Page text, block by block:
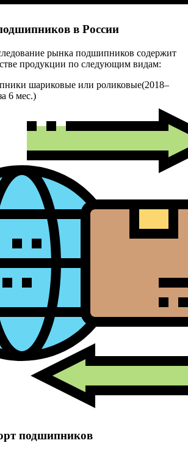
в России
рынка подшипников содержит
продукции по следующим видам:
шариковые или роликовые(2018–
6 мес.)
подшипников